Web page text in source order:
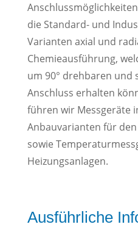
die Standard- und
Varianten axial und
Chemieausführung,
um 90° drehbaren und
Anschluss erhalten
führen wir Messgeräte
Anbauvarianten für
sowie
Heizungsanlagen.
Ausführliche